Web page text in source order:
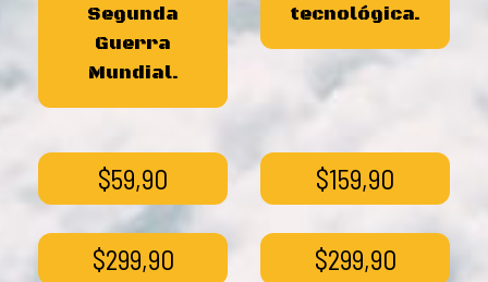
Segunda
Guerra
Mundial.
tecnológica.
$59,90 $159,90
$299,90 $299,90